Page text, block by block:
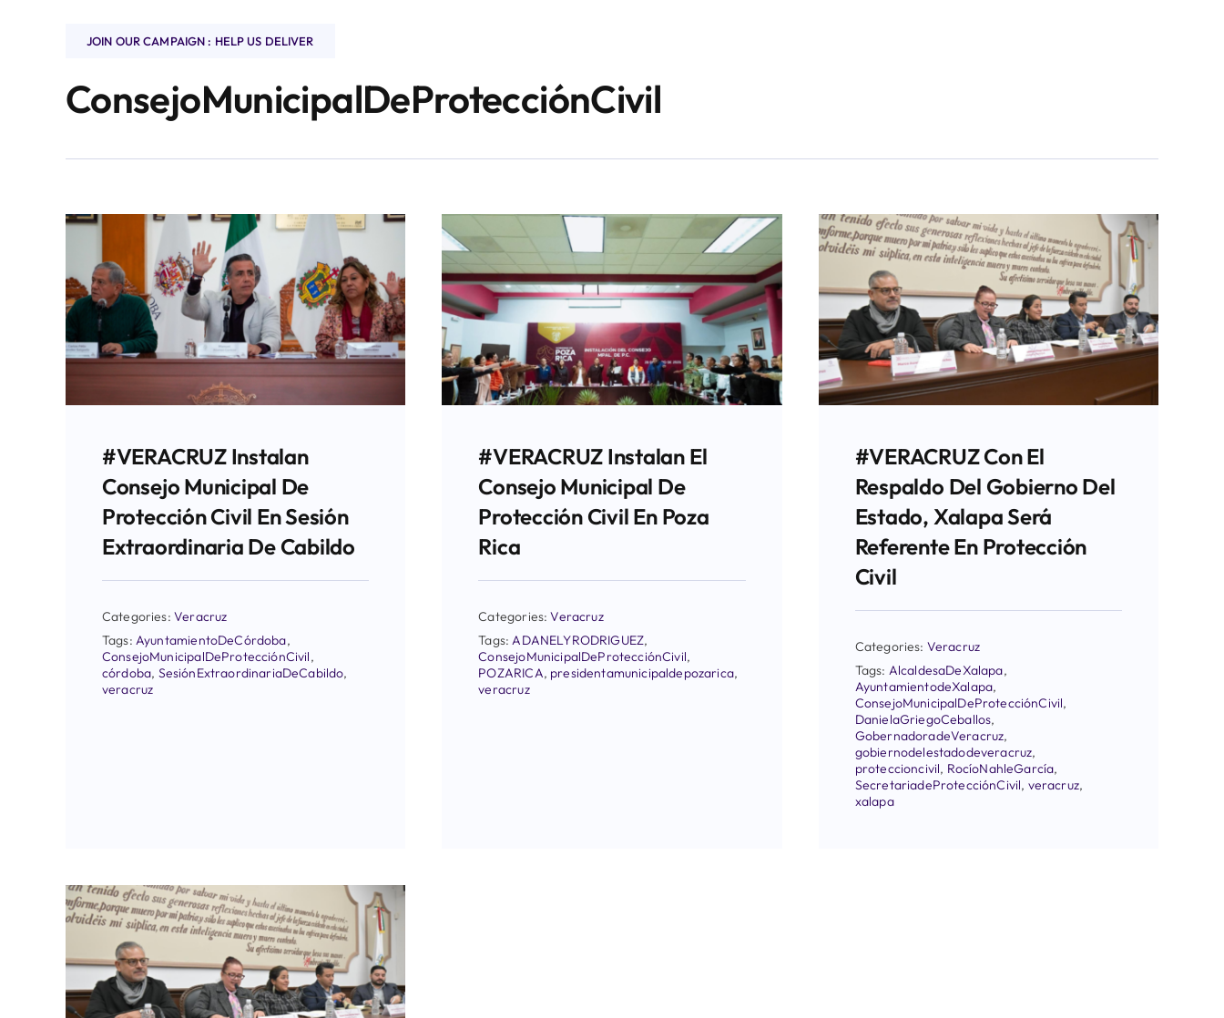
JOIN OUR CAMPAIGN : HELP US DELIVER
ConsejoMunicipalDeProtecciónCivil
#VERACRUZ Instalan
Consejo Municipal De
Protección Civil En Sesión
Extraordinaria De Cabildo
Categories: Veracruz
Tags: AyuntamientoDeCórdoba,
ConsejoMunicipalDeProtecciónCivil,
córdoba, SesiónExtraordinariaDeCabildo,
veracruz
#VERACRUZ Instalan El
Consejo Municipal De
Protección Civil En Poza
Rica
Categories:Veracruz
Tags:ADANELYRODRIGUEZ,
ConsejoMunicipalDeProtecciónCivil,
POZARICA, presidentamunicipaldepozarica,
veracruz
#VERACRUZ Con El
Respaldo Del Gobierno Del
Estado, Xalapa Será
Referente En Protección
Civil
Categories: Veracruz
Tags: AlcaldesaDeXalapa,
AyuntamientodeXalapa,
ConsejoMunicipalDeProtecciónCivil,
DanielaGriegoCeballos,
GobernadoradeVeracruz,
gobiernodelestadodeveracruz,
proteccioncivil, RocíoNahleGarcía,
SecretariadeProtecciónCivil, veracruz,
xalapa